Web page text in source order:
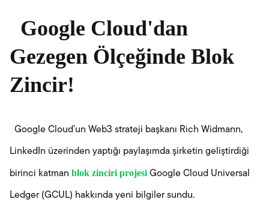
Google Cloud'dan
Gezegen Ölçeğinde Blok
Zincir!
Google Cloud’un Web3 strateji başkanı Rich Widmann,
LinkedIn üzerinden yaptığı paylaşımda şirketin geliştirdiği
birinci katman blok zinciri projesi Google Cloud Universal
Ledger (GCUL) hakkında yeni bilgiler sundu.